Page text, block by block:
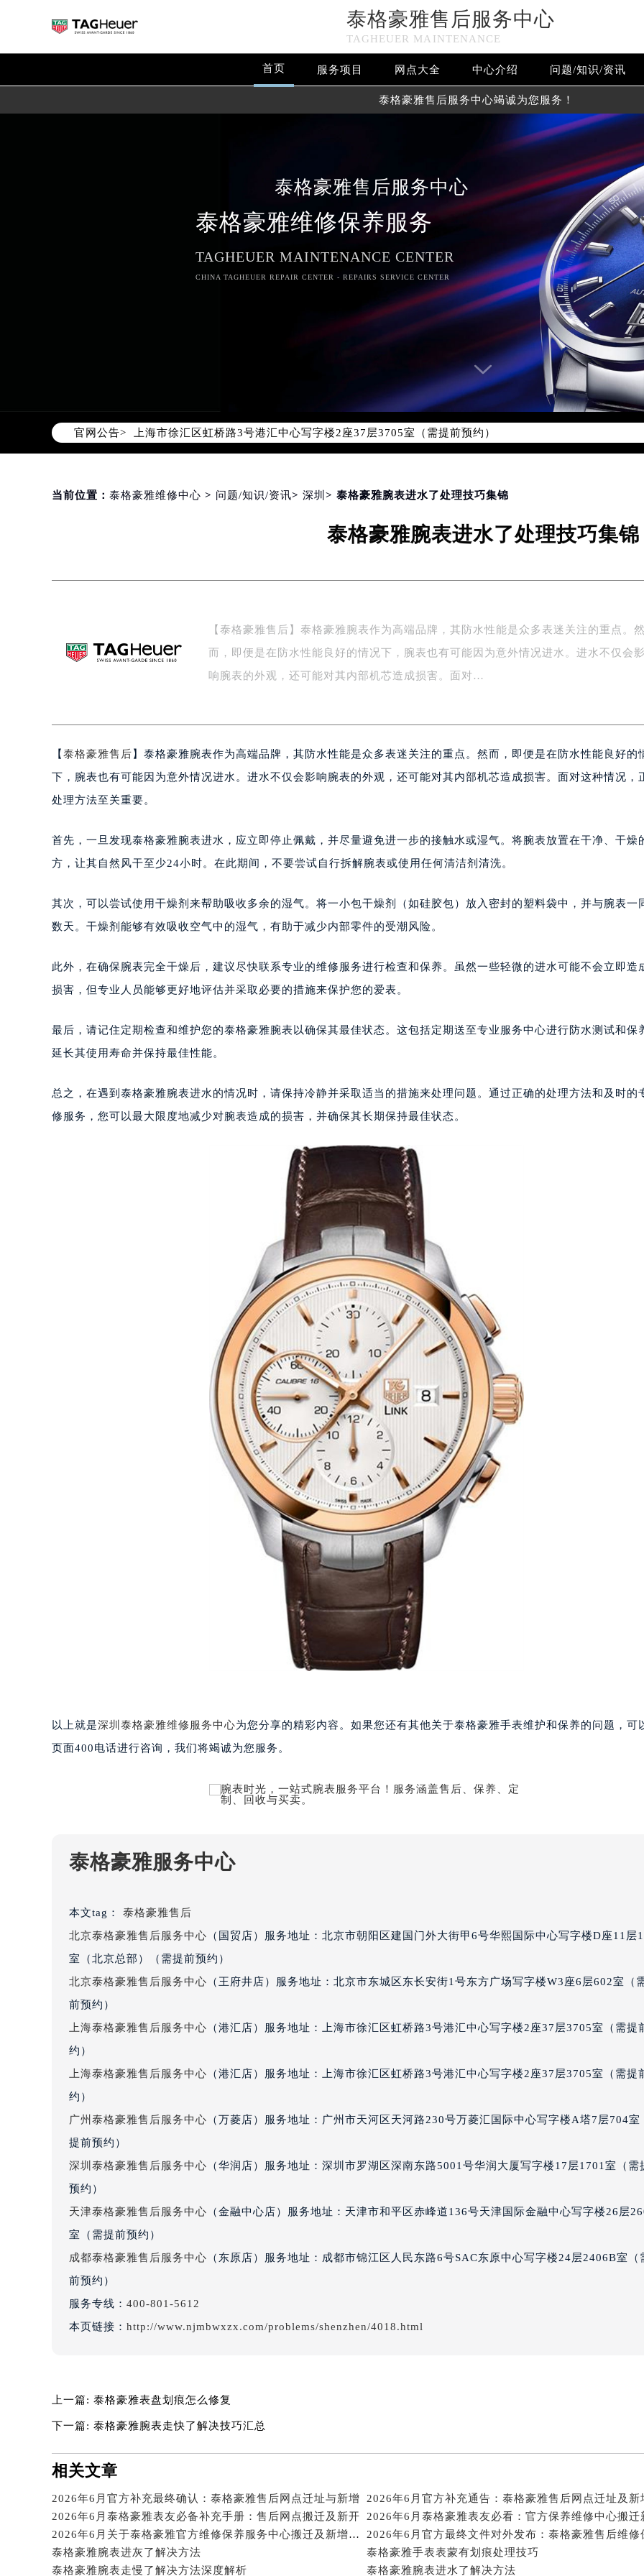
泰格豪雅售后服务中心
TAGHEUER MAINTENANCE
首页 服务项目 网点大全 中心介绍 问题/知识/资讯
泰格豪雅售后服务中心竭诚为您服务！
泰格豪雅售后服务中心
泰格豪雅维修保养服务
TAGHEUER MAINTENANCE CENTER
CHINA TAGHEUER REPAIR CENTER - REPAIRS SERVICE CENTER
官网公告>
2026年8月泰格豪雅中国区售后服务网络优化升级公告
2026年8月泰格豪雅全国官方售后客户服务热线：400-801-5612
泰格豪雅官方全国统一服务热线400-801-5612，服务覆盖中国大陆、香港、澳门、台湾全部区域（
北京市朝阳区建国门外大街甲6号华熙国际中心写字楼D座11层1102室（北京总部）（需提前预约）
北京市东城区东长安街1号东方广场写字楼W3座6层602室（需提前预约）
天津市和平区赤峰道136号天津国际金融中心写字楼26层2603室（需提前预约）
上海市徐汇区虹桥路3号港汇中心写字楼2座37层3705室（需提前预约）
上海市黄浦区南京东路299号宏伊国际广场写字楼8层806室（需提前预约）
南京市秦淮区中山南路1号（新街口）南京中心写字楼22层C1-1室（需提前预约）
徐州市鼓楼区淮海东路29号苏宁广场IFC国际金融中心写字楼35层3508室（需提前预约）
盐城市盐都区世纪大道5号盐城金融城写字楼1号楼16层1604室（需提前预约）
绍兴市越城区胜利东路379号世茂天际中心写字楼8层805室（需提前预约）
嘉兴市南湖区广益路705号嘉兴世界贸易中心写字楼A座13层1304室（需提前预约）
南昌市红谷滩新区红谷中大道998号绿地双子塔（中央广场）A1座办公楼14层07室（需提前预约）
深圳市罗湖区深南东路5001号华润大厦写字楼17层1701室（需提前预约）
惠州市惠城区江北文昌一路7号华贸大厦写字楼1座30层05室（需提前预约）
厦门市思明区湖滨东路95号华润大厦写字楼B座11层1104室（需提前预约）
成都市锦江区人民东路6号SAC东原中心写字楼24层2406B室（需提前预约）
重庆市江北区观音桥步行街2号融恒时代广场写字楼9层902室（需提前预约）
郑州市二七区铭功路10号华润大厦写字楼29层2905室（需提前预约）
太原市迎泽区解放路15号亨得利名表服务中心（品牌授权店）3层整层（需提前预约）
沈阳市沈河区中街路83号亨得利名表服务中心（品牌授权店）1层整层（需提前预约）
温州市鹿城区锦绣路1067号置信广场10层1015室（需提前预约）
大连市中山区人民路15号国际金融大厦7层G室（需提前预约）
佛山市禅城区季华五路57号万科金融中心C座12层1205室（需提前预约）
无锡市梁溪区人民中路139号恒隆广场写字楼1座11层1104室（需提前预约）
南通市崇川区工农路57号圆融广场写字楼16层1603室（需提前预约）
武汉市江汉区解放大道686号世界贸易大厦38层09室（需提前预约）
南宁市青秀区金湖路59号地王大厦12楼1224室（需提前预约）
合肥市蜀山区潜山路111号万象城华润大厦B座12楼03室（需提前预约）
泉州市丰泽区宝洲路729号浦西万达中心写字楼A座7楼709室（需提前预约）
青岛市南区山东路6号华润大厦B座22层04室（需提前预约）
烟台市芝罘区胜利路139号万达金融中心A座907室（需提前预约）
长春市朝阳区西安大路727号中银大厦A座(旺进大厦)18层09室（需提前预约）
贵阳市南明区都司高架桥路33号亨特国际金融中心14楼14D（需提前预约）
昆明市盘龙区北京路928号同德昆明广场写字楼10层06室（需提前预约）
石家庄市长安区中山东路39号勒泰中心写字楼B座13层07室（需提前预约）
西安市碑林区南关正街88号华侨城长安国际中心E座6楼10室（需提前预约）
海口市龙华区金贸东路5号海口华润大厦B座17层1707室（需提前预约）
唐山市路南区新华东道100号万达广场写字楼A座10层1002室（需提前预约）
台州市椒江区东海大道1800号腾达中心东1幢20楼2002室（需提前预约）
内蒙古自治区呼和浩特市玉泉区大学西街70号华润万象城写字楼（鄂尔多斯大厦）23层2326室（需提
甘肃省兰州市七里河区西津西路16号兰州中心写字楼21层2102室（需提前预约）
重庆市解放碑渝中区民权路28号英利国际金融中心写字楼20层01室（需提前预约）
黑龙江省大庆市萨尔图区会战大街泰格豪雅售后服务中心（需提前预约）
黑龙江省鹤岗市向阳区红军路泰格豪雅售后服务中心（需提前预约）
黑龙江省黑河市爱辉区中央街泰格豪雅售后服务中心（需提前预约）
黑龙江省鸡西市鸡冠区红军路泰格豪雅售后服务中心（需提前预约）
黑龙江省佳木斯市向阳区长安路泰格豪雅售后服务中心（需提前预约）
黑龙江省牡丹江市东安区太平路泰格豪雅售后服务中心（需提前预约）
黑龙江省七台河市桃山区大同街泰格豪雅售后服务中心（需提前预约）
黑龙江省齐齐哈尔市龙沙区龙华路泰格豪雅售后服务中心（需提前预约）
黑龙江省双鸭山市尖山区新兴大街泰格豪雅售后服务中心（需提前预约）
吉林省白城市洮北区明仁南街泰格豪雅售后服务中心（需提前预约）
吉林省白山市浑江区浑江大街泰格豪雅售后服务中心（需提前预约）
吉林省辽源市龙山区人民大街泰格豪雅售后服务中心（需提前预约）
吉林省梅河口市新华街道梅河大街泰格豪雅售后服务中心（需提前预约）
吉林省通化市东昌区环通乡江南大街泰格豪雅售后服务中心（需提前预约）
辽宁省鞍山市铁东区站前街泰格豪雅售后服务中心（需提前预约）
辽宁省朝阳市双塔区新华路泰格豪雅售后服务中心（需提前预约）
辽宁省丹东市振兴区七经街泰格豪雅售后服务中心（需提前预约）
辽宁省抚顺市新抚区东一路泰格豪雅售后服务中心（需提前预约）
辽宁省葫芦岛市连山区中央路泰格豪雅售后服务中心（需提前预约）
辽宁省辽阳市白塔区新运大街泰格豪雅售后服务中心（需提前预约）
辽宁省营口市站前区市府路与渤海大街交叉口泰格豪雅售后服务中心（需提前预约）
辽宁省沈阳市沈河区中街路83号亨得利名表维修授权店1楼泰格豪雅售后服务中心（需提前预约）
北京市东城区东长安街1号王府井东方广场W3座6层602室泰格豪雅售后服务中心（需提前预约）
内蒙古自治区巴彦淖尔市临河区新华街泰格豪雅售后服务中心（需提前预约）
内蒙古自治区赤峰市红山区哈达街泰格豪雅售后服务中心（需提前预约）
内蒙古自治区鄂尔多斯市东胜区伊金霍洛街泰格豪雅售后服务中心（需提前预约）
内蒙古自治区乌兰察布市集宁区恩和大街泰格豪雅售后服务中心（需提前预约）
内蒙古自治区锡林郭勒盟市锡林浩特市光明街与额尔敦路交叉口泰格豪雅售后服务中心（需提前预约
山西省晋中市榆次区顺城街泰格豪雅售后服务中心（需提前预约）
山西省临汾市尧都区解放路泰格豪雅售后服务中心（需提前预约）
山西省吕梁市离石区永宁中路与建设街交叉口泰格豪雅售后服务中心（需提前预约）
山西省朔州市朔城区怡西路与鄯阳西街交汇处泰格豪雅售后服务中心（需提前预约）
当前位置： 泰格豪雅维修中心 > 问题/知识/资讯> 深圳 > 泰格豪雅腕表进水了处理技巧集锦
泰格豪雅腕表进水了处理技巧集锦
【泰格豪雅售后】泰格豪雅腕表作为高端品牌，其防水性能是众多表迷关注的重点。然
而，即便是在防水性能良好的情况下，腕表也有可能因为意外情况进水。进水不仅会影
响腕表的外观，还可能对其内部机芯造成损害。面对…
【 泰格豪雅售后 】泰格豪雅腕表作为高端品牌，其防水性能是众多表迷关注的重点。然而，即便是在防水性能良好的
下，腕表也有可能因为意外情况进水。进水不仅会影响腕表的外观，还可能对其内部机芯造成损害。面对这种情况，
处理方法至关重要。
首先，一旦发现泰格豪雅腕表进水，应立即停止佩戴，并尽量避免进一步的接触水或湿气。将腕表放置在干净、干燥
方，让其自然风干至少24小时。在此期间，不要尝试自行拆解腕表或使用任何清洁剂清洗。
其次，可以尝试使用干燥剂来帮助吸收多余的湿气。将一小包干燥剂（如硅胶包）放入密封的塑料袋中，并与腕表一
数天。干燥剂能够有效吸收空气中的湿气，有助于减少内部零件的受潮风险。
此外，在确保腕表完全干燥后，建议尽快联系专业的维修服务进行检查和保养。虽然一些轻微的进水可能不会立即造
损害，但专业人员能够更好地评估并采取必要的措施来保护您的爱表。
最后，请记住定期检查和维护您的泰格豪雅腕表以确保其最佳状态。这包括定期送至专业服务中心进行防水测试和保
延长其使用寿命并保持最佳性能。
总之，在遇到泰格豪雅腕表进水的情况时，请保持冷静并采取适当的措施来处理问题。通过正确的处理方法和及时的
修服务，您可以最大限度地减少对腕表造成的损害，并确保其长期保持最佳状态。
以上就是深圳泰格豪雅维修服务中心为您分享的精彩内容。如果您还有其他关于泰格豪雅手表维护和保养的问题，可
页面400电话进行咨询，我们将竭诚为您服务。
泰格豪雅服务中心
本文tag： 泰格豪雅售后
北京泰格豪雅售后服务中心 （国贸店）服务地址：北京市朝阳区建国门外大街甲6号华熙国际中心写字楼D座11层
室（北京总部）（需提前预约）
北京泰格豪雅售后服务中心 （王府井店）服务地址：北京市东城区东长安街1号东方广场写字楼W3座6层602室（
前预约）
上海泰格豪雅售后服务中心 （港汇店）服务地址：上海市徐汇区虹桥路3号港汇中心写字楼2座37层3705室（需提
约）
上海泰格豪雅售后服务中心 （港汇店）服务地址：上海市徐汇区虹桥路3号港汇中心写字楼2座37层3705室（需提
约）
广州泰格豪雅售后服务中心 （万菱店）服务地址：广州市天河区天河路230号万菱汇国际中心写字楼A塔7层704室
提前预约）
深圳泰格豪雅售后服务中心 （华润店）服务地址：深圳市罗湖区深南东路5001号华润大厦写字楼17层1701室（需
预约）
天津泰格豪雅售后服务中心 （金融中心店）服务地址：天津市和平区赤峰道136号天津国际金融中心写字楼26层
室（需提前预约）
成都泰格豪雅售后服务中心 （东原店）服务地址：成都市锦江区人民东路6号SAC东原中心写字楼24层2406B室（
前预约）
服务专线： 400-801-5612
本页链接： http://www.njmbwxzx.com/problems/shenzhen/4018.html
上一篇: 泰格豪雅表盘划痕怎么修复
下一篇: 泰格豪雅腕表走快了解决技巧汇总
相关文章
2026年6月官方补充最终确认：泰格豪雅售后网点迁址与新增
2026年6月官方补充通告：泰格豪雅售后网点迁址及新
2026年6月泰格豪雅表友必备补充手册：售后网点搬迁及新开
2026年6月关于泰格豪雅官方维修保养服务中心搬迁及新增的正式文件
泰格豪雅腕表进灰了解决方法
泰格豪雅手表表蒙有划痕处理技巧
泰格豪雅腕表走慢了解决方法深度解析
泰格豪雅腕表进水了解决方法
腕表服务 线上预约
温馨提示：为节省您的时间，建议尽早预
约可免排队，非在线时间的预约将在客服